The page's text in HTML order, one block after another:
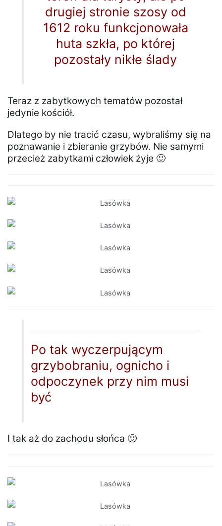
drugiej stronie szosy od
1612 roku funkcjonowała
huta szkła, po której
pozostały nikłe ślady
Teraz z zabytkowych tematów pozostał
jedynie kościół.
Dlatego by nie tracić czasu, wybraliśmy się na
poznawanie i zbieranie grzybów. Nie samymi
przecież zabytkami człowiek żyje 🙂
Po tak wyczerpującym
grzybobraniu, ognicho i
odpoczynek przy nim musi
być
I tak aż do zachodu słońca 🙂